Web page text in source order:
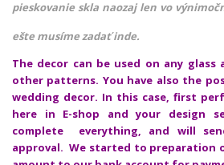
pieskovanie skla naozaj len vo
ešte musíme zadať inde.
The decor can be used on any glass
other patterns. You have also the
wedding decor. In this case, first
here in E-shop and your design
complete everything, and will
approval. We started to